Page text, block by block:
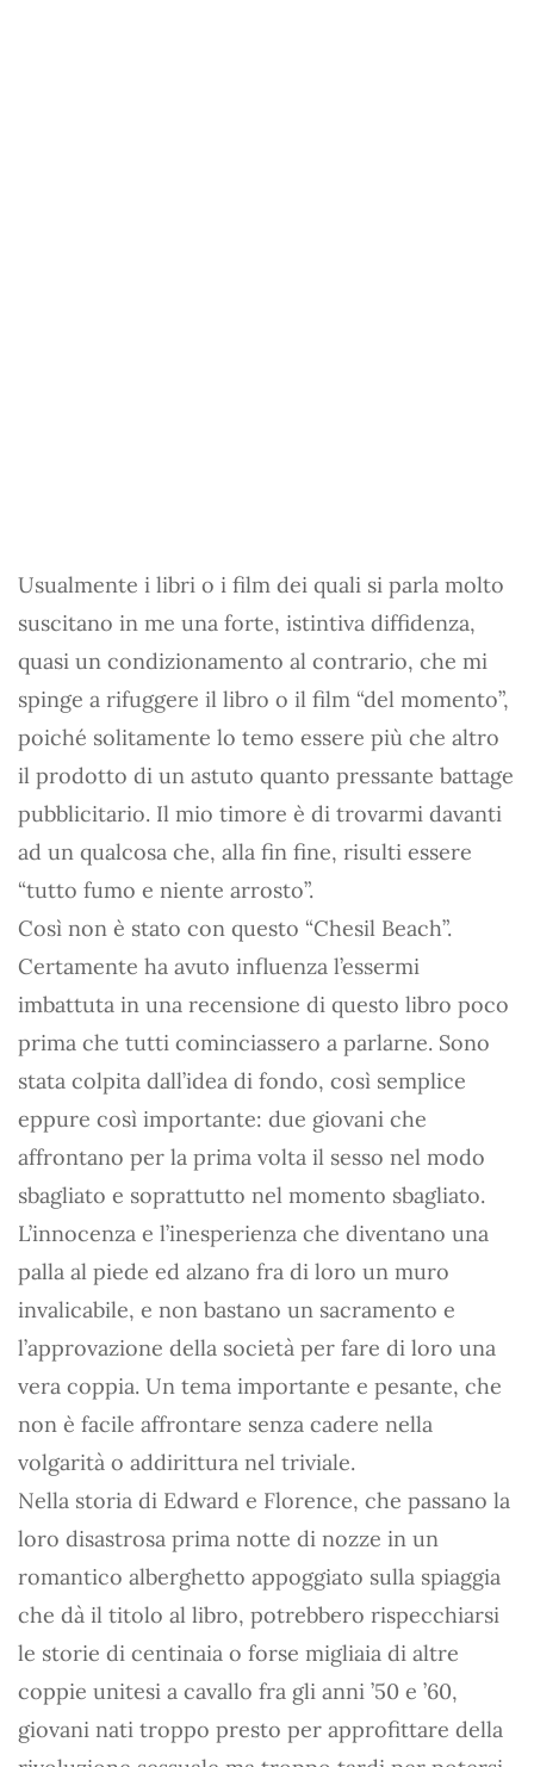
Usualmente i libri o i film dei quali si parla molto
suscitano in me una forte, istintiva diffidenza,
quasi un condizionamento al contrario, che mi
spinge a rifuggere il libro o il film “del momento”,
poiché solitamente lo temo essere più che altro
il prodotto di un astuto quanto pressante battage
pubblicitario. Il mio timore è di trovarmi davanti
ad un qualcosa che, alla fin fine, risulti essere
“tutto fumo e niente arrosto”.
Così non è stato con questo “Chesil Beach”.
Certamente ha avuto influenza l’essermi
imbattuta in una recensione di questo libro poco
prima che tutti cominciassero a parlarne. Sono
stata colpita dall’idea di fondo, così semplice
eppure così importante: due giovani che
affrontano per la prima volta il sesso nel modo
sbagliato e soprattutto nel momento sbagliato.
L’innocenza e l’inesperienza che diventano una
palla al piede ed alzano fra di loro un muro
invalicabile, e non bastano un sacramento e
l’approvazione della società per fare di loro una
vera coppia. Un tema importante e pesante, che
non è facile affrontare senza cadere nella
volgarità o addirittura nel triviale.
Nella storia di Edward e Florence, che passano la
loro disastrosa prima notte di nozze in un
romantico alberghetto appoggiato sulla spiaggia
che dà il titolo al libro, potrebbero rispecchiarsi
le storie di centinaia o forse migliaia di altre
coppie unitesi a cavallo fra gli anni ’50 e ’60,
giovani nati troppo presto per approfittare della